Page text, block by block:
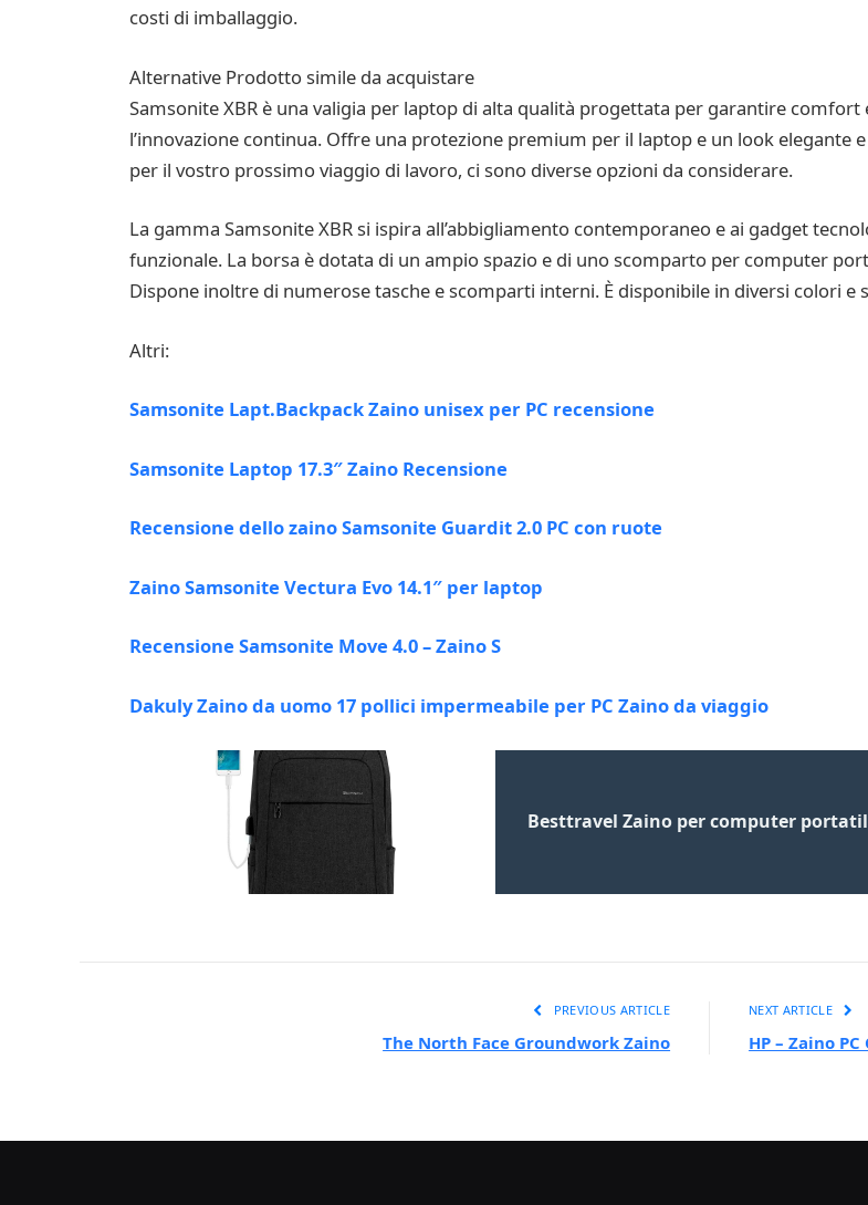
costi di imballaggio.
Alternative Prodotto simile da acquistare
Samsonite XBR è una valigia per laptop di alta qualità progettata per garantire
l’innovazione continua. Offre una protezione premium per il laptop e un look elegante
per il vostro prossimo viaggio di lavoro, ci sono diverse opzioni da considerare.
La gamma Samsonite XBR si ispira all’abbigliamento contemporaneo e ai gadget
funzionale. La borsa è dotata di un ampio spazio e di uno scomparto per computer
Dispone inoltre di numerose tasche e scomparti interni. È disponibile in diversi colori e
Altri:
Samsonite Lapt.Backpack Zaino unisex per PC recensione
Samsonite Laptop 17.3″ Zaino Recensione
Recensione dello zaino Samsonite Guardit 2.0 PC con ruote
Zaino Samsonite Vectura Evo 14.1″ per laptop
Recensione Samsonite Move 4.0 – Zaino S
Dakuly Zaino da uomo 17 pollici impermeabile per PC Zaino da viaggio
Besttravel Zaino per computer
PREVIOUS ARTICLE
The North Face Groundwork Zaino
NEXT ARTICLE
HP – Zaino